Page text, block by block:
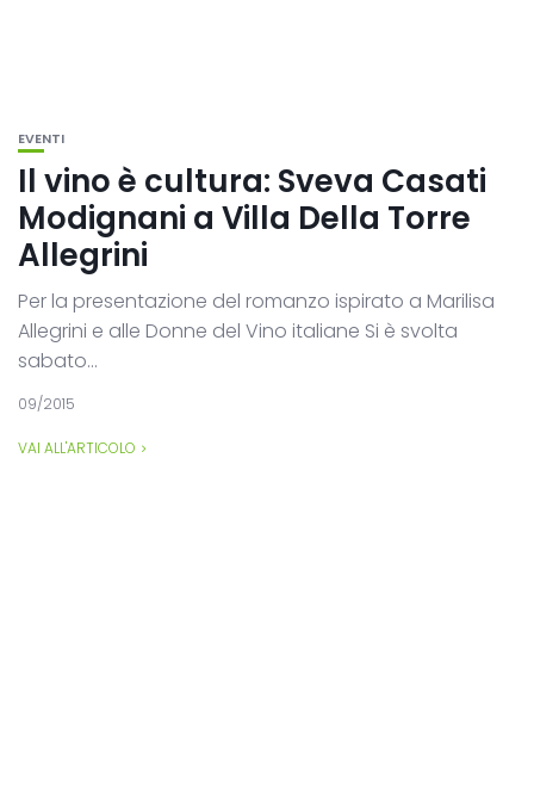
EVENTI
Il vino è cultura: Sveva Casati
Modignani a Villa Della Torre
Allegrini
Per la presentazione del romanzo ispirato a Marilisa
Allegrini e alle Donne del Vino italiane Si è svolta
sabato...
09/2015
VAI ALL'ARTICOLO